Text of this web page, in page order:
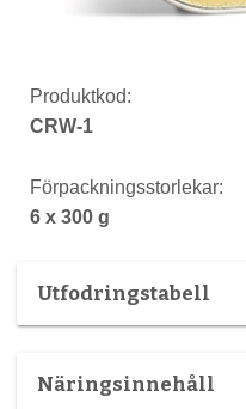
Produktkod:
CRW-1
Förpackningsstorlekar:
6 x 300 g
Utfodringstabell
Näringsinnehåll